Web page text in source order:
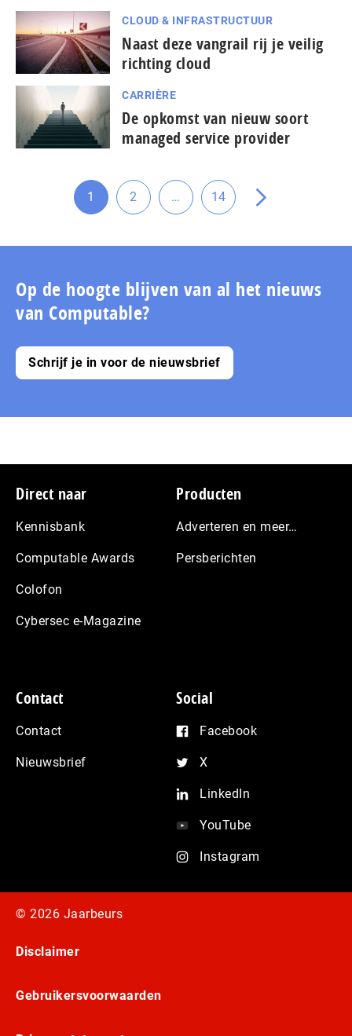
CLOUD & INFRASTRUCTUUR
Naast deze vangrail rij je veilig
richting cloud
CARRIÈRE
De opkomst van nieuw soort
managed service provider
Ga
pagina
1
Ga
pagina
2
Tussenliggende
pagina's
…
Ga
pagina
14
Ga
de
pagina
Op de hoogte blijven van al het nieuws
van Computable?
Schrijf je in voor de nieuwsbrief
Footer
Direct naar
Kennisbank
Computable Awards
Colofon
Cybersec e-Magazine
Producten
Adverteren en meer…
Persberichten
Contact
Contact
Nieuwsbrief
Social
Facebook
X
LinkedIn
YouTube
Instagram
© 2026 Jaarbeurs
Disclaimer
Gebruikersvoorwaarden